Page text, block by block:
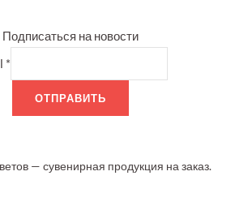
Подписаться на новости
*
ОТПРАВИТЬ
— сувенирная продукция на заказ.